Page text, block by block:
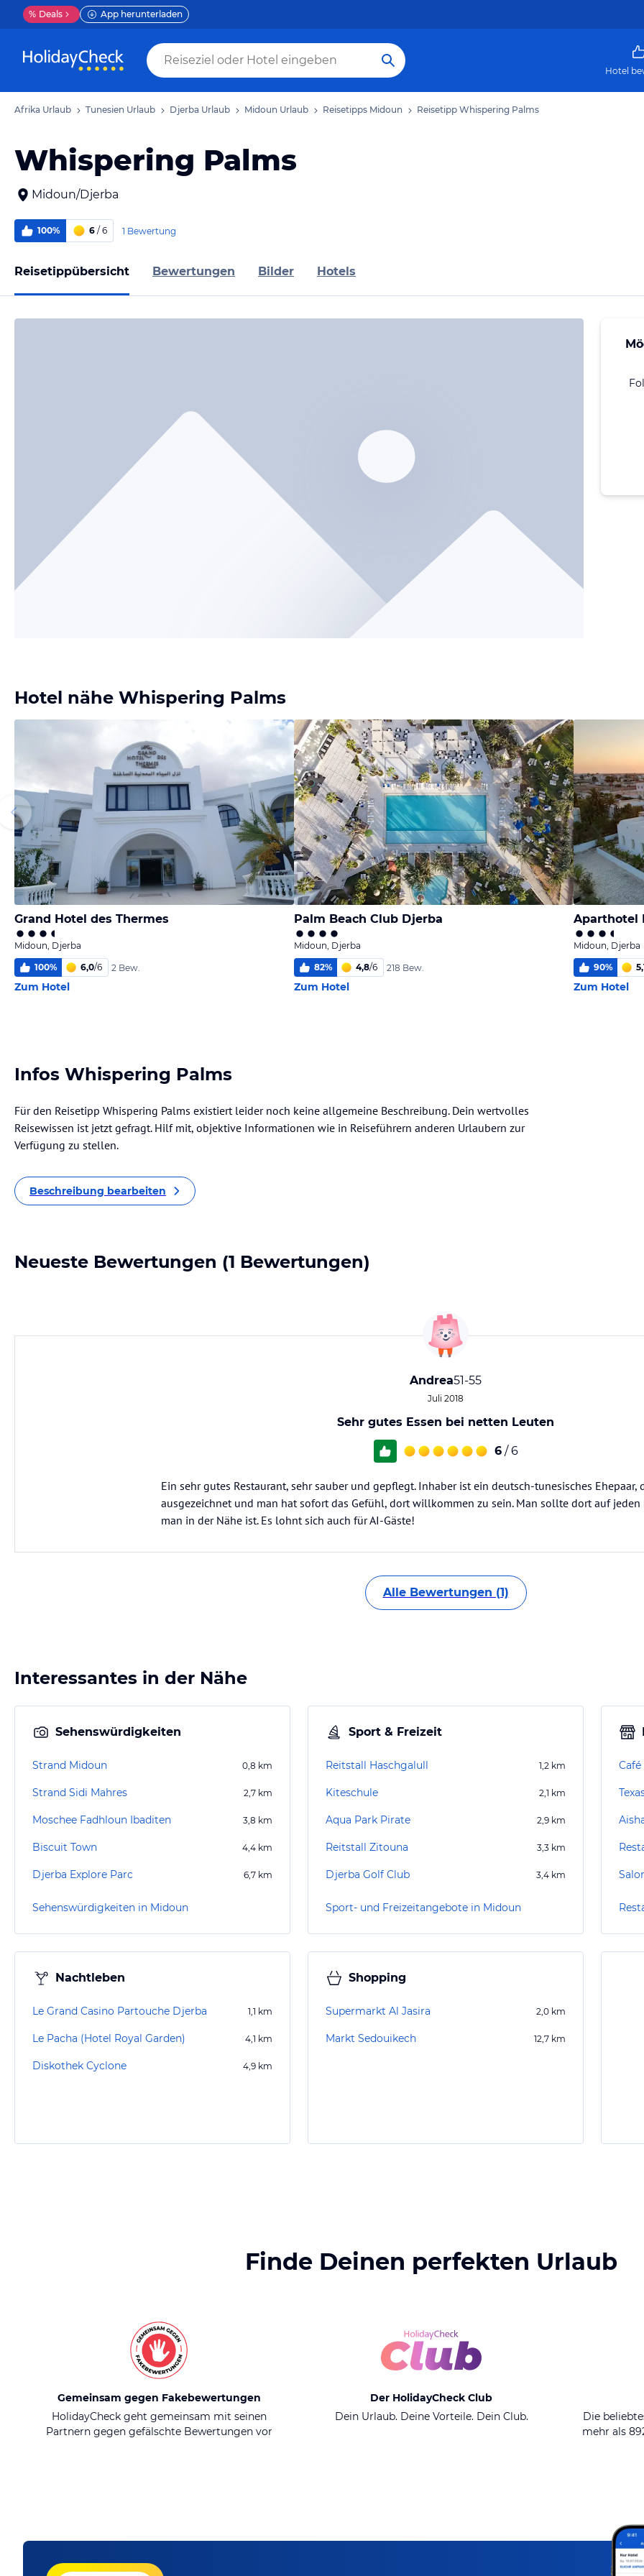
% Deals App herunterladen
Hotel
Afrika Urlaub Tunesien Urlaub Djerba Urlaub Midoun Urlaub Reisetipps Midoun Reisetipp Whispering Palms
Whispering Palms
Midoun/Djerba
100% 6 / 6 1 Bewertung
Reisetippübersicht Bewertungen Bilder Hotels
Hotel nähe Whispering Palms
Grand Hotel des Thermes
Midoun, Djerba
100% 6,0/6 2 Bew.
Zum Hotel
Palm Beach Club Djerba
Midoun, Djerba
82% 4,8/6 218 Bew.
Zum Hotel
Aparthotel
Midoun, Djerba
90%
Zum Hotel
Infos Whispering Palms
Für den Reisetipp Whispering Palms existiert leider noch keine allgemeine Beschreibung. Dein wertvolles
Reisewissen ist jetzt gefragt. Hilf mit, objektive Informationen wie in Reiseführern anderen Urlaubern zur
Verfügung zu stellen.
Beschreibung bearbeiten
Neueste Bewertungen (1 Bewertungen)
Andrea51-55
Juli 2018
Sehr gutes Essen bei netten Leuten
6 / 6
Ein sehr gutes Restaurant, sehr sauber und gepflegt. Inhaber ist ein deutsch-tunesisches Ehepaar,
ausgezeichnet und man hat sofort das Gefühl, dort willkommen zu sein. Man sollte dort auf jeden
man in der Nähe ist. Es lohnt sich auch für AI-Gäste!
Alle Bewertungen (1)
Interessantes in der Nähe
Sehenswürdigkeiten
Strand Midoun 0,8 km
Strand Sidi Mahres 2,7 km
Moschee Fadhloun Ibaditen 3,8 km
Biscuit Town 4,4 km
Djerba Explore Parc 6,7 km
Sehenswürdigkeiten in Midoun
Sport & Freizeit
Reitstall Haschgalull 1,2 km
Kiteschule 2,1 km
Aqua Park Pirate 2,9 km
Reitstall Zitouna 3,3 km
Djerba Golf Club 3,4 km
Sport- und Freizeitangebote in Midoun
Nachtleben
Le Grand Casino Partouche Djerba 1,1 km
Le Pacha (Hotel Royal Garden) 4,1 km
Diskothek Cyclone 4,9 km
Shopping
Supermarkt Al Jasira 2,0 km
Markt Sedouikech 12,7 km
Finde Deinen perfekten Urlaub
Gemeinsam gegen Fakebewertungen
HolidayCheck geht gemeinsam mit seinen
Partnern gegen gefälschte Bewertungen vor
Der HolidayCheck Club
Dein Urlaub. Deine Vorteile. Dein Club.
Die
mehr als